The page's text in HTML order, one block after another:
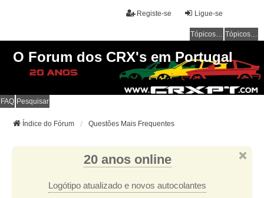
Ligue-se
Registe-se
Tópicos sem resposta Tópicos ativos
O Forum dos CRX's em Portugal
FAQ Pesquisar
Índice do Fórum Questões Mais Frequentes
20 anos online
Logótipo atualizado e novos autocolantes